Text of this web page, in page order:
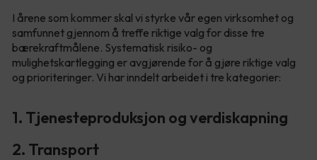
I årene som kommer skal vi styrke vår egen virksomhet og
samfunnet gjennom å treffe riktige valg for disse tre
bærekraftmålene. Systematisk risiko- og
mulighetskartlegging er avgjørende for å gjøre riktige valg
og prioriteringer. Vi har inndelt arbeidet i tre kategorier:
1. Tjenesteproduksjon og verdiskapning
2. Transport